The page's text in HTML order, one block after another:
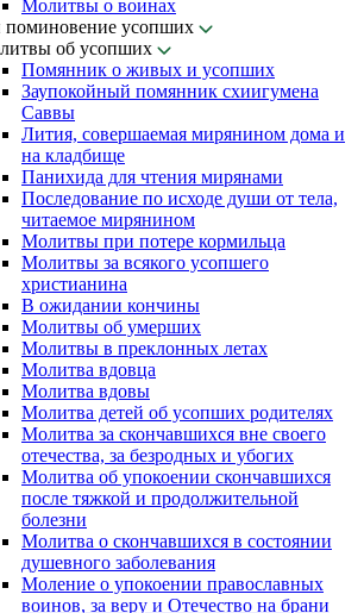
Молитвы о воинах
поминовение усопших
об усопших
Помянник о живых и усопших
Заупокойный помянник схиигумена
Саввы
Лития, совершаемая мирянином дома и
на кладбище
Панихида для чтения мирянами
Последование по исходе души от тела,
читаемое мирянином
Молитвы при потере кормильца
Молитвы за всякого усопшего
христианина
В ожидании кончины
Молитвы об умерших
Молитвы в преклонных летах
Молитва вдовца
Молитва вдовы
Молитва детей об усопших родителях
Молитва за скончавшихся вне своего
отечества, за безродных и убогих
Молитва об упокоении скончавшихся
после тяжкой и продолжительной
болезни
Молитва о скончавшихся в состоянии
душевного заболевания
Моление о упокоении православных
воинов, за веру и Отечество на брани